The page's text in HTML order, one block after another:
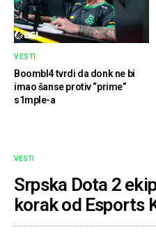
VESTI
Boombl4 tvrdi da donk ne bi
imao šanse protiv “prime”
s1mple-a
VESTI
Srpska Dota 2
korak od Esports